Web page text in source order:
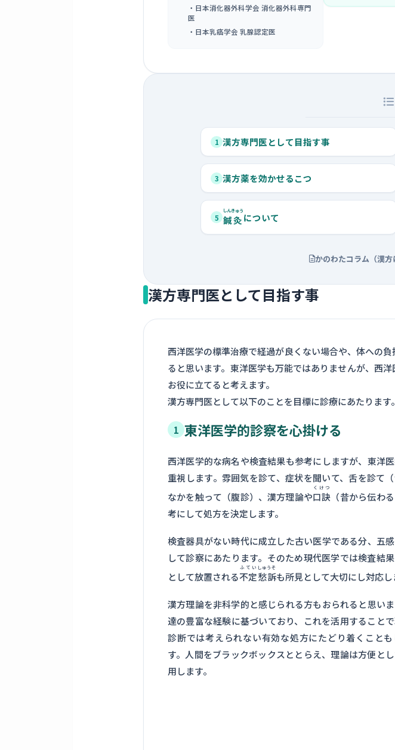
・日本消化器外科学会 消化器外科専門
医
・日本乳癌学会 乳腺認定医
1 漢方専門医として目指す事
3 漢方薬を効かせるこつ
5 鍼灸
しんきゅう
について
かのわたコラム（漢方
漢方専門医として目指す事
西洋医学の標準治療で経過が良くない場合や、体への
ると思います。東洋医学も万能ではありませんが、西
お役に立てると考えます。
漢方専門医として以下のことを目標に診療にあたります。
1 東洋医学的診察を心掛ける
西洋医学的な病名や検査結果も参考にしますが、東洋
重視します。雰囲気を診て、症状を聞いて、舌を診て
なかを触って（腹診）、漢方理論や口訣
くけつ
（昔から伝わ
考にして処方を決定します。
検査器具がない時代に成立した古い医学である分、五
して診察にあたります。そのため現代医学では検査結
として放置される不定
ふてい
愁訴
しゅうそ
も所見として大切にし対応し
漢方理論を非科学的と感じられる方もおられると思い
達の豊富な経験に基づいており、これを活用すること
診断では考えられない有効な処方にたどり着くこと
す。人間をブラックボックスととらえ、理論は方便と
用します。